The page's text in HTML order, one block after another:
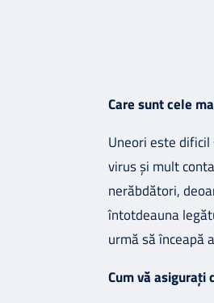
Care sunt cele
Uneori este
virus și mult
nerăbdători,
întotdeauna
urmă să înceapă
Cum vă